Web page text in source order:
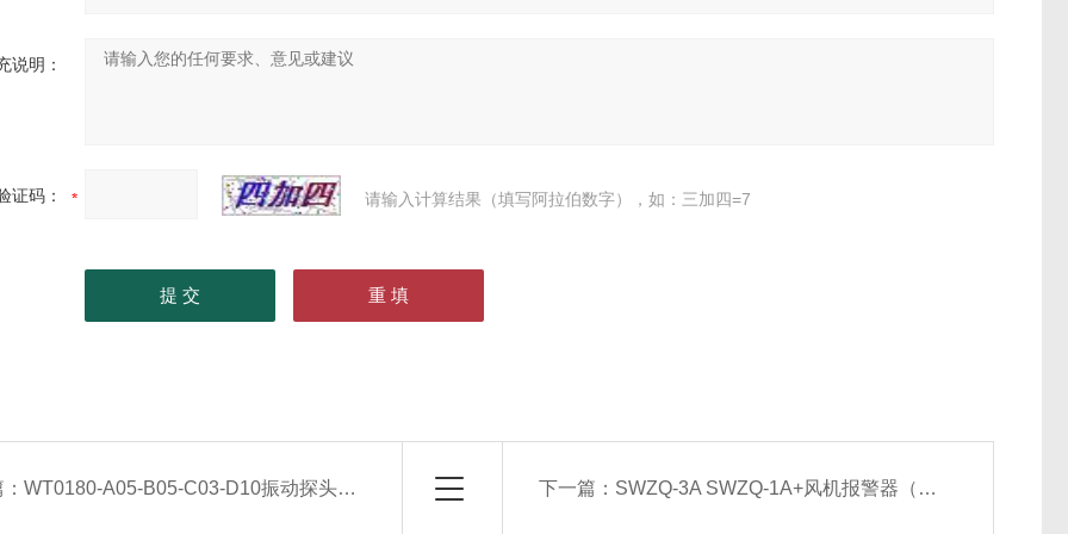
说明：
证码： 请输入计算结果（填写阿拉伯数字），如：三加四=7
：WT0180-A05-B05-C03-D10振动探头配变送器 下一篇： SWZQ-3A SWZQ-1A+风机报警器（生产厂家）